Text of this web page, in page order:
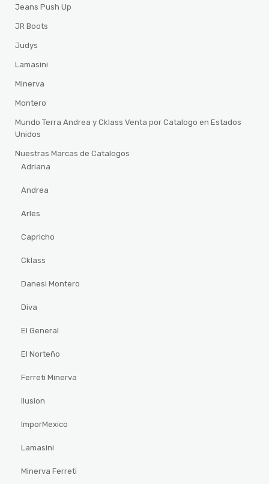
Jeans Push Up
JR Boots
Judys
Lamasini
Minerva
Montero
Mundo Terra Andrea y Cklass Venta por Catalogo en Estados
Unidos
Nuestras Marcas de Catalogos
Adriana
Andrea
Arles
Capricho
Cklass
Danesi Montero
Diva
El General
El Norteño
Ferreti Minerva
Ilusion
ImporMexico
Lamasini
Minerva Ferreti